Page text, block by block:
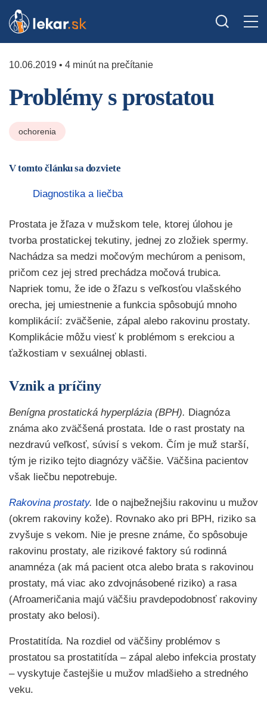
10.06.2019 • 4 minút na prečítanie
Problémy s prostatou
ochorenia
V tomto článku sa dozviete
Diagnostika a liečba
Prostata je žľaza v mužskom tele, ktorej úlohou je
tvorba prostatickej tekutiny, jednej zo zložiek spermy.
Nachádza sa medzi močovým mechúrom a penisom,
pričom cez jej stred prechádza močová trubica.
Napriek tomu, že ide o žľazu s veľkosťou vlašského
orecha, jej umiestnenie a funkcia spôsobujú mnoho
komplikácií: zväčšenie, zápal alebo rakovinu prostaty.
Komplikácie môžu viesť k problémom s erekciou a
ťažkostiam v sexuálnej oblasti.
Vznik a príčiny
Benígna prostatická hyperplázia (BPH). Diagnóza
známa ako zväčšená prostata. Ide o rast prostaty na
nezdravú veľkosť, súvisí s vekom. Čím je muž starší,
tým je riziko tejto diagnózy väčšie. Väčšina pacientov
však liečbu nepotrebuje.
Rakovina prostaty. Ide o najbežnejšiu rakovinu u mužov
(okrem rakoviny kože). Rovnako ako pri BPH, riziko sa
zvyšuje s vekom. Nie je presne známe, čo spôsobuje
rakovinu prostaty, ale rizikové faktory sú rodinná
anamnéza (ak má pacient otca alebo brata s rakovinou
prostaty, má viac ako zdvojnásobené riziko) a rasa
(Afroameričania majú väčšiu pravdepodobnosť rakoviny
prostaty ako belosi).
Prostatitída. Na rozdiel od väčšiny problémov s
prostatou sa prostatitída – zápal alebo infekcia prostaty
– vyskytuje častejšie u mužov mladšieho a stredného
veku.